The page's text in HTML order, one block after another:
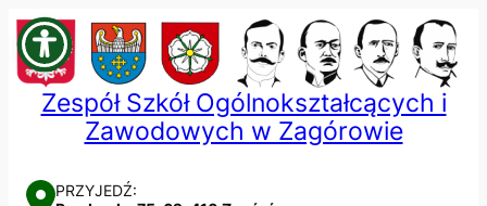
Przejdź
do
treści
Zespół Szkół Ogólnokształcących i
Zawodowych w Zagórowie
PRZYJEDŹ: